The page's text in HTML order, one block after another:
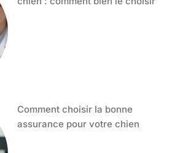
Comment choisir la bonne
assurance pour votre chien